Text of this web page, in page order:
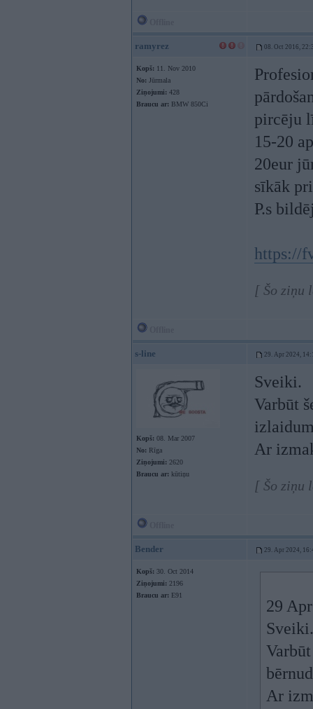
ramyrez 08. Oct 2016,
Kopš: 11. Nov 2010
No: Jūrmala
Ziņojumi: 428
Braucu ar: BMW 850Ci
pircēju
15-20
20eur
sīkāk
P.s
https://
[ Šo ziņu
s-line 29. Apr 2024,
Kopš: 08. Mar 2007
No: Rīga
Ziņojumi: 2620
Braucu ar: kūtiņu
Sveiki.
Varbūt
Ar
[ Šo ziņu
Bender 29. Apr 2024,
Kopš: 30. Oct 2014
Ziņojumi: 2196
Braucu ar: E91
29
Sveiki.
Ar